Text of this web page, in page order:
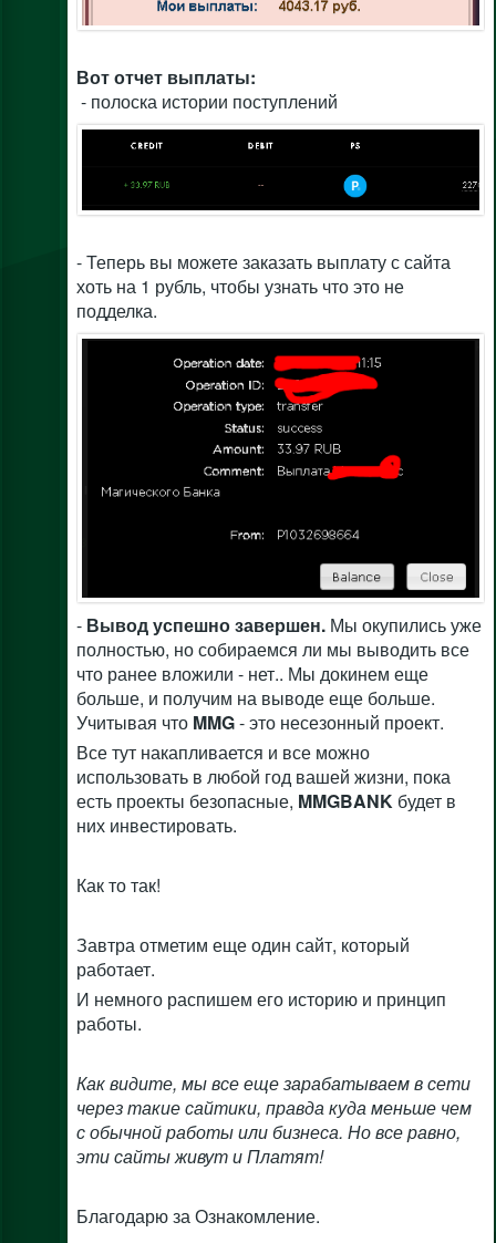
Вот отчет выплаты:
- полоска истории поступлений
- Теперь вы можете заказать выплату с сайта
хоть на 1 рубль, чтобы узнать что это не
подделка.
- Вывод успешно завершен. Мы окупились уже
полностью, но собираемся ли мы выводить все
что ранее вложили - нет.. Мы докинем еще
больше, и получим на выводе еще больше.
Учитывая что MMG- это несезонный проект.
Все тут накапливается и все можно
использовать в любой год вашей жизни, пока
есть проекты безопасные, MMGBANK будет в
них инвестировать.
Как то так!
Завтра отметим еще один сайт, который
работает.
И немного распишем его историю и принцип
работы.
Как видите, мы все еще зарабатываем в сети
через такие сайтики, правда куда меньше чем
с обычной работы или бизнеса. Но все равно,
эти сайты живут и Платят!
Благодарю за Ознакомление.